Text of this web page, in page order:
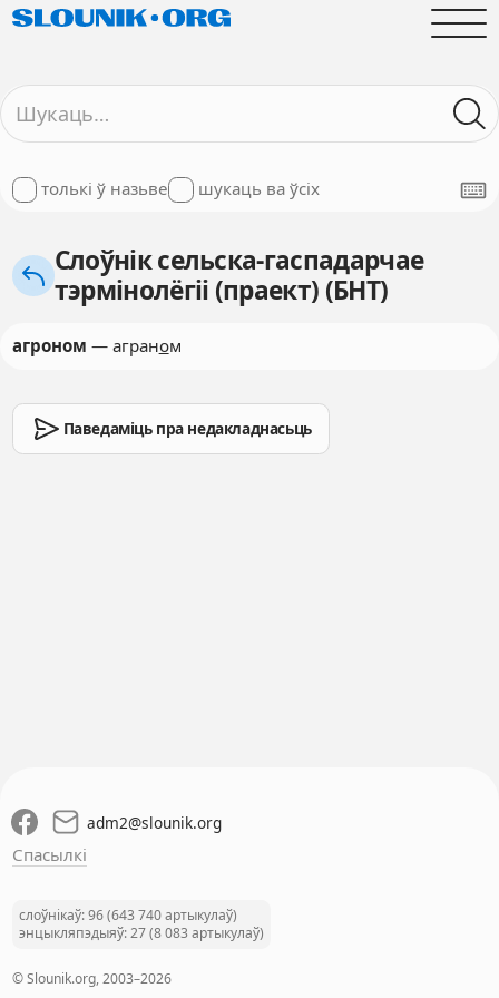
толькі ў назьве шукаць ва ўсіх
Слоўнік сельска-гаспадарчае
тэрмінолёгіі (праект) (БНТ)
агроном — аграном
Паведаміць пра недакладнасьць
adm2@slounik.org
Спасылкі
слоўнікаў: 96 (643 740 артыкулаў)
энцыкляпэдыяў: 27 (8 083 артыкулаў)
© Slounik.org, 2003–2026